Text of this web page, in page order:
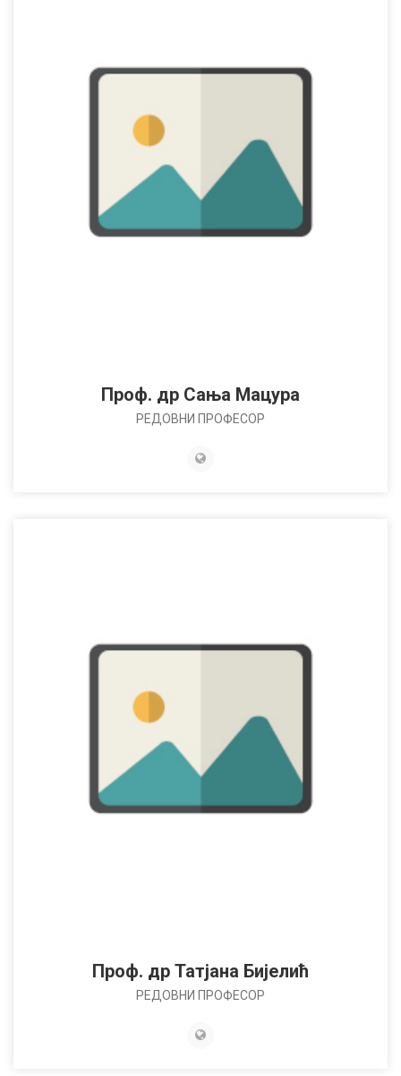
Проф. др Сања Мацура
РЕДОВНИ ПРОФЕСОР
Проф. др Татјана Бијелић
РЕДОВНИ ПРОФЕСОР